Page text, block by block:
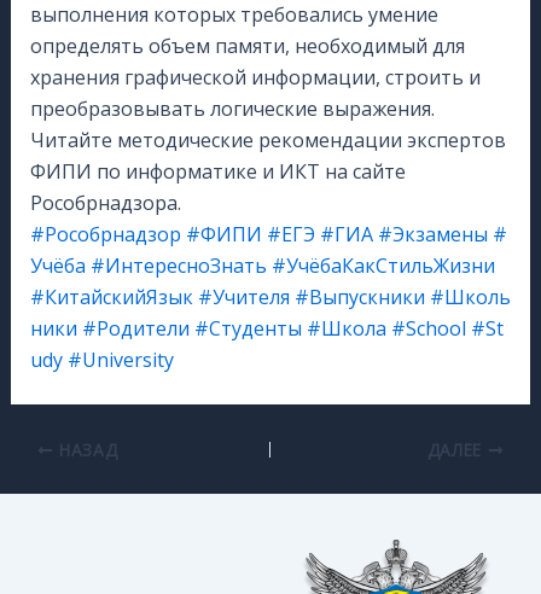
выполнения которых требовались умение
определять объем памяти, необходимый для
хранения графической информации, строить и
преобразовывать логические выражения.
Читайте методические рекомендации экспертов
ФИПИ по информатике и ИКТ на сайте
Рособрнадзора.
#Рособрнадзор #ФИПИ #ЕГЭ #ГИА #Экзамены #
Учёба #ИнтересноЗнать #УчёбаКакСтильЖизни
#КитайскийЯзык #Учителя #Выпускники #Школь
ники #Родители #Студенты #Школа #School #St
udy #University
НАЗАД ДАЛЕЕ